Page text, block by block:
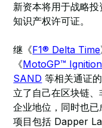
新资本将用于战略
知识产权许可证。
继《F1® Delta Time
《MotoGP™ Ignition
SAND 等相关通证
立了自己在区块链
企业地位，同时也
项目包括 Dapper